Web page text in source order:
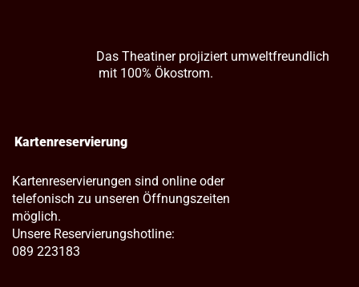
Das Theatiner projiziert umweltfreundlich
mit 100% Ökostrom.
Kartenreservierung
Kartenreservierungen sind online oder
telefonisch zu unseren Öffnungszeiten
möglich.
Unsere Reservierungshotline:
089 223183